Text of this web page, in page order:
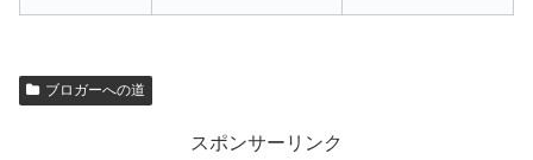
ブロガーへの道
スポンサーリンク